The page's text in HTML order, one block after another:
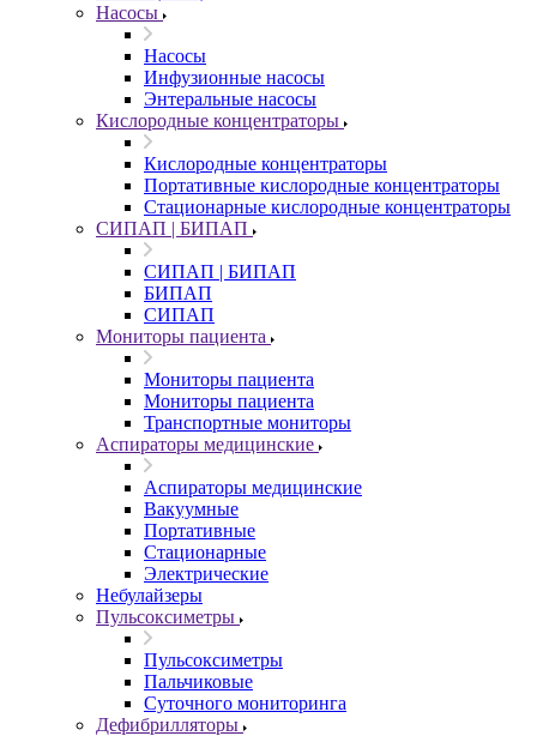
Насосы
Насосы
Инфузионные насосы
Энтеральные насосы
Кислородные концентраторы
Кислородные концентраторы
Портативные кислородные концентраторы
Стационарные кислородные концентраторы
СИПАП | БИПАП
СИПАП | БИПАП
БИПАП
СИПАП
Мониторы пациента
Мониторы пациента
Мониторы пациента
Транспортные мониторы
Аспираторы медицинские
Аспираторы медицинские
Вакуумные
Портативные
Стационарные
Электрические
Небулайзеры
Пульсоксиметры
Пульсоксиметры
Пальчиковые
Суточного мониторинга
Дефибрилляторы